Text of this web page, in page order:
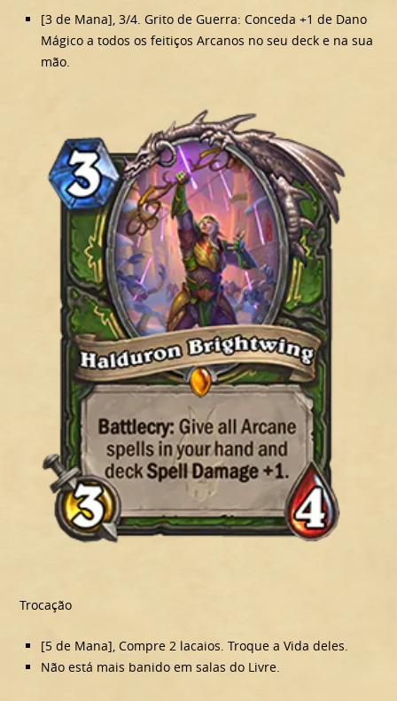
[3 de Mana], 3/4. Grito de Guerra: Conceda +1 de Dano
Mágico a todos os feitiços Arcanos no seu deck e na sua
mão.
Trocação
[5 de Mana], Compre 2 lacaios. Troque a Vida deles.
Não está mais banido em salas do Livre.